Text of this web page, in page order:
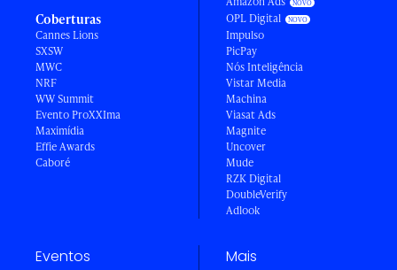
Coberturas
Cannes Lions
SXSW
MWC
NRF
WW Summit
Evento ProXXIma
Maximídia
Effie Awards
Caboré
OPL Digital
Impulso
PicPay
Nós Inteligência
Vistar Media
Machina
Viasat Ads
Magnite
Uncover
Mude
RZK Digital
DoubleVerify
Adlook
Eventos Mais